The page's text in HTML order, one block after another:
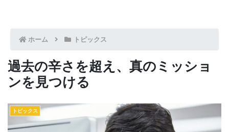
ホーム トピックス
過去の辛さを超え、真のミッショ
ンを見つける
トピックス